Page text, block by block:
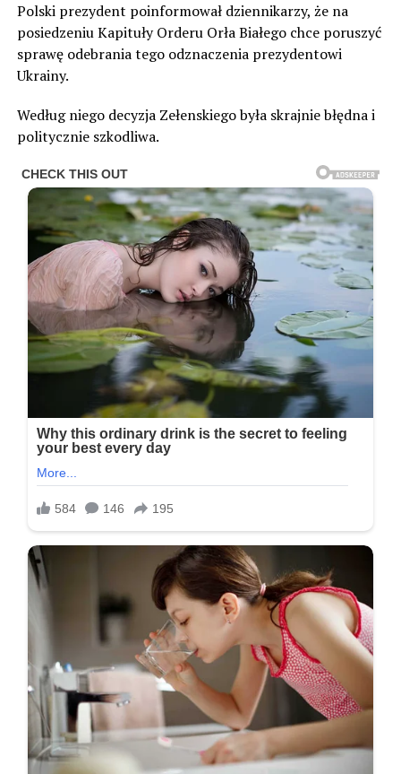
Polski prezydent poinformował dziennikarzy, że na
posiedzeniu Kapituły Orderu Orła Białego chce poruszyć
sprawę odebrania tego odznaczenia prezydentowi
Ukrainy.
Według niego decyzja Zełenskiego była skrajnie błędna i
politycznie szkodliwa.